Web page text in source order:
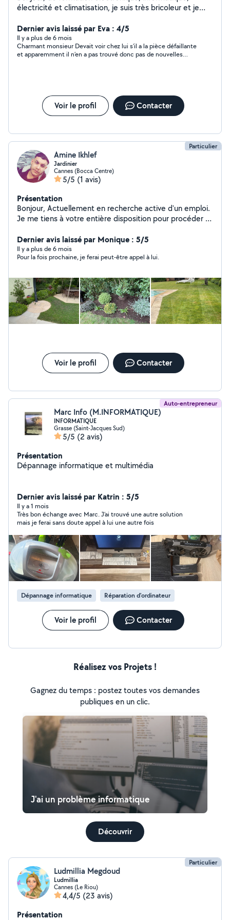
électricité et climatisation, je suis très bricoleur et je
Dernier avis laissé par Eva : 4/5
Il y a plus de 6 mois
Charmant monsieur Devait voir chez lui s’il a la pièce défaillante
et apparemment il n’en a pas trouvé donc pas de nouvelles
Voir le profil Contacter
Particulier
Amine Ikhlef
Jardinier
Cannes (Bocca Centre)
5/5 (1 avis)
Présentation
Bonjour, Actuellement en recherche active d'un emploi.
Je me tiens à votre entière disposition pour procéder à
d'expérience professionnelle dans le domaine du
bricolage. Mes compétences sont diverses et variées et
incluent le jardinage la mécanique , la peinture, le
Aussi, étant informaticien de formation je dispose d'un
niveau Bac +3. Je suis de nature sérieux et ponctuel
dans mon travail, et mes tarifs sont raisonnables. Pour
tout besoin de service d'intérieur ou extérieur, n'hésitez
pas à me contacter.
Dernier avis laissé par Monique : 5/5
Il y a plus de 6 mois
Pour la fois prochaine, je ferai peut-être appel à lui.
Voir le profil Contacter
Auto-entrepreneur
Marc Info (M.INFORMATIQUE)
INFORMATIQUE
Grasse (Saint-Jacques Sud)
5/5 (2 avis)
Présentation
Dépannage informatique et multimédia
Dernier avis laissé par Katrin : 5/5
Il y a 1 mois
Très bon échange avec Marc. J’ai trouvé une autre solution
mais je ferai sans doute appel à lui une autre fois
Dépannage informatique Réparation d'ordinateur
Voir le profil Contacter
Réalisez vos Projets !
Gagnez du temps : postez toutes vos demandes
publiques en un clic.
J'ai un problème informatique
Découvrir
Particulier
Ludmillia Megdoud
Ludmillia
Cannes (Le Riou)
4,4/5 (23 avis)
Présentation